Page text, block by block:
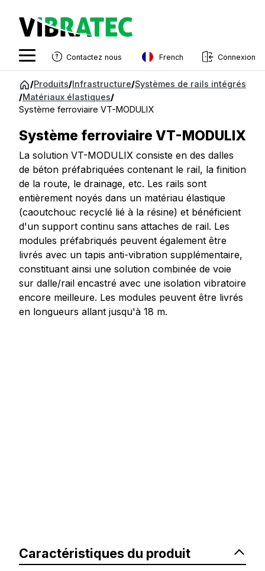
contenu
Contactez nous French
French
Estonian
Finnish
Danish
Connexion
/Produits/Infrastructure/Systèmes de rails intégrés
/Matériaux élastiques/
Système ferroviaire VT-MODULIX
Système ferroviaire VT-MODULIX
La solution VT-MODULIX consiste en des dalles
de béton préfabriquées contenant le rail, la finition
de la route, le drainage, etc. Les rails sont
entièrement noyés dans un matériau élastique
(caoutchouc recyclé lié à la résine) et bénéficient
d'un support continu sans attaches de rail. Les
modules préfabriqués peuvent également être
livrés avec un tapis anti-vibration supplémentaire,
constituant ainsi une solution combinée de voie
sur dalle/rail encastré avec une isolation vibratoire
encore meilleure. Les modules peuvent être livrés
en longueurs allant jusqu'à 18 m.
Caractéristiques du produit